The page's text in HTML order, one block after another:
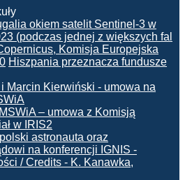
0 Hiszpania przeznacza fundusze
MSWiA – umowa z Komisją
w IRIS2